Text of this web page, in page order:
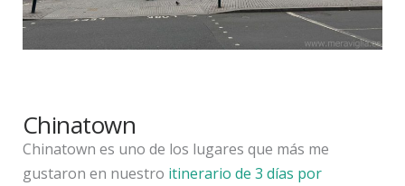
Chinatown
Chinatown es uno de los lugares que más me
gustaron en nuestro itinerario de 3 días por